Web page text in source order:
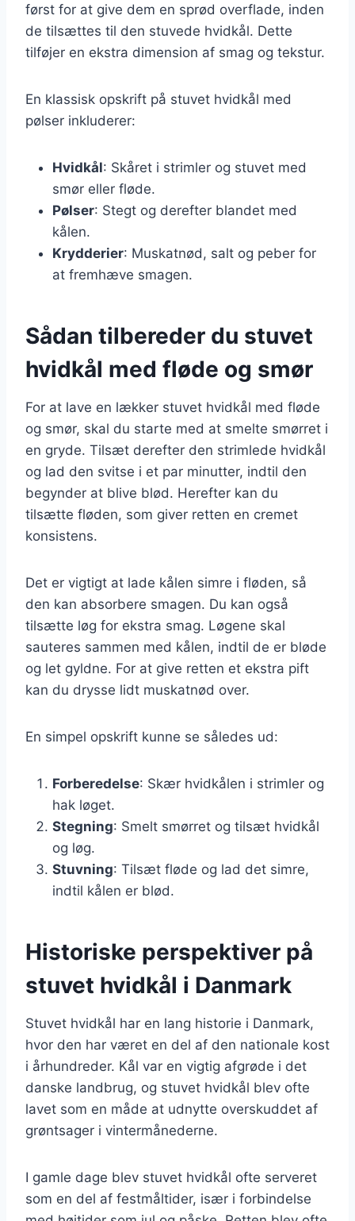
først for at give dem en sprød overflade, inden
de tilsættes til den stuvede hvidkål. Dette
tilføjer en ekstra dimension af smag og tekstur.
En klassisk opskrift på stuvet hvidkål med
pølser inkluderer:
Hvidkål: Skåret i strimler og stuvet med
smør eller fløde.
Pølser: Stegt og derefter blandet med
kålen.
Krydderier: Muskatnød, salt og peber for
at fremhæve smagen.
Sådan tilbereder du stuvet
hvidkål med fløde og smør
For at lave en lækker stuvet hvidkål med fløde
og smør, skal du starte med at smelte smørret i
en gryde. Tilsæt derefter den strimlede hvidkål
og lad den svitse i et par minutter, indtil den
begynder at blive blød. Herefter kan du
tilsætte fløden, som giver retten en cremet
konsistens.
Det er vigtigt at lade kålen simre i fløden, så
den kan absorbere smagen. Du kan også
tilsætte løg for ekstra smag. Løgene skal
sauteres sammen med kålen, indtil de er bløde
og let gyldne. For at give retten et ekstra pift
kan du drysse lidt muskatnød over.
En simpel opskrift kunne se således ud:
Forberedelse: Skær hvidkålen i strimler og
hak løget.
Stegning: Smelt smørret og tilsæt hvidkål
og løg.
Stuvning: Tilsæt fløde og lad det simre,
indtil kålen er blød.
Historiske perspektiver på
stuvet hvidkål i Danmark
Stuvet hvidkål har en lang historie i Danmark,
hvor den har været en del af den nationale kost
i århundreder. Kål var en vigtig afgrøde i det
danske landbrug, og stuvet hvidkål blev ofte
lavet som en måde at udnytte overskuddet af
grøntsager i vintermånederne.
I gamle dage blev stuvet hvidkål ofte serveret
som en del af festmåltider, især i forbindelse